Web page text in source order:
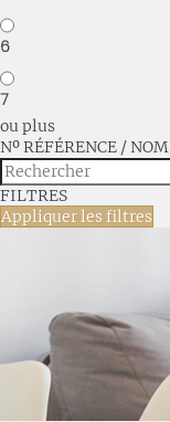
6
7
ou plus
Nº RÉFÉRENCE / NOM
FILTRES
Appliquer les filtres